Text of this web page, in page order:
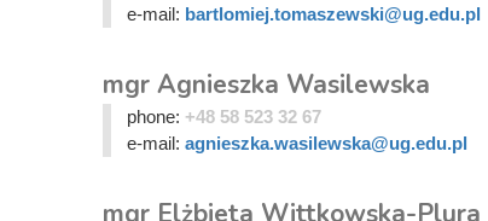
e-mail: bartlomiej.tomaszewski@ug.edu.pl
mgr Agnieszka Wasilewska
phone: +48 58 523 32 67
e-mail: agnieszka.wasilewska@ug.edu.pl
mgr Elżbieta Wittkowska-Plura